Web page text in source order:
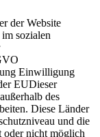
der Website
sozialen
Einwilligung
EUDieser
des
Diese Länder
und die
oder nicht möglich